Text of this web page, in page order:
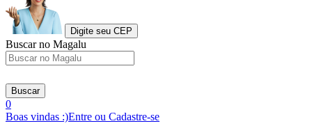
Digite seu CEP
Buscar no Magalu
Buscar
0
Boas vindas :)Entre ou Cadastre-se